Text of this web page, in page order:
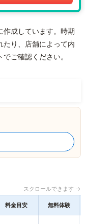
作成しています。時期
たり、店舗によって内
ご確認ください。
スクロールできます →
料金目安 無料体験